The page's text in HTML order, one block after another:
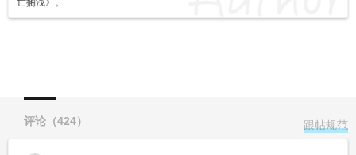
亡搁浅》。
评论（424） 跟帖规范